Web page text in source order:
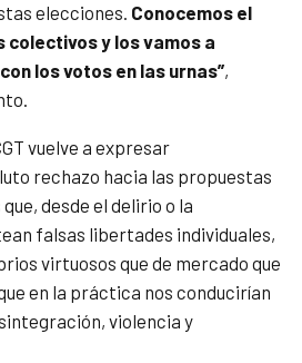
elecciones. Conocemos el
colectivos y los vamos a
los votos en las urnas”,
vuelve a expresar
rechazo hacia las propuestas
desde el delirio o la
falsas libertades individuales,
virtuosos que de mercado que
en la práctica nos conducirían
violencia y